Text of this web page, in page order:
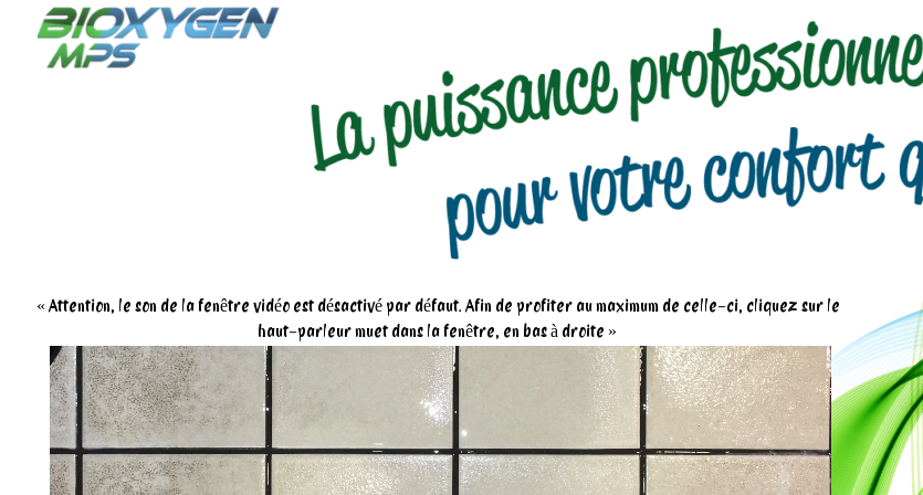
« Attention, le son de la fenêtre vidéo est désactivé par défaut. Afin de profiter au maximum de celle-ci, cliquez sur le
haut-parleur muet dans la fenêtre, en bas à droite »